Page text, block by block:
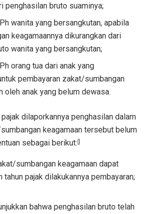
penghasilan bruto suaminya;
wanita yang bersangkutan, apabila
keagamaannya dikurangkan dari
wanita yang bersangkutan;
orang tua dari anak yang
pembayaran zakat/sumbangan
oleh anak yang belum dewasa.
dilaporkannya penghasilan dalam
keagamaan tersebut belum
sebagai berikut:
sumbangan keagamaan dapat
tahun pajak dilakukannya pembayaran;
bahwa penghasilan bruto telah